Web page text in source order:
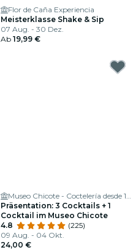
Flor de Caña Experiencia
Meisterklasse Shake & Sip
07 Aug. - 30 Dez.
Ab 19,99 €
Museo Chicote - Coctelería desde 1931
Präsentation: 3 Cocktails + 1
Cocktail im Museo Chicote
4.8
(225)
09 Aug. - 04 Okt.
24,00 €